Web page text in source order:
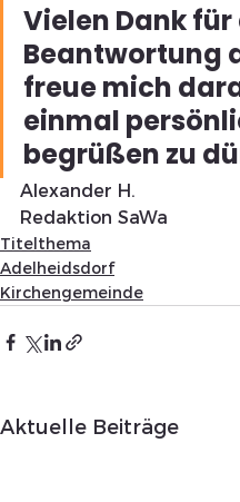
Vielen Dank für
Beantwortung
freue mich
einmal
begrüßen zu
Alexander H.
Redaktion SaWa
Titelthema
Adelheidsdorf
Kirchengemeinde
Aktuelle Beiträge